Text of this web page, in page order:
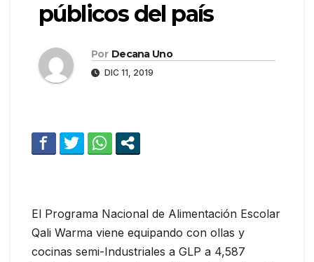
públicos del país
Por Decana Uno
DIC 11, 2019
El Programa Nacional de Alimentación Escolar
Qali Warma viene equipando con ollas y
cocinas semi-Industriales a GLP a 4,587